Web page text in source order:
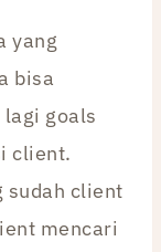
yang
bisa
goals
client.
sudah client
mencari